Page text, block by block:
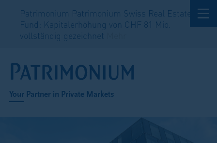
Patrimonium Patrimonium Swiss Real Estate
Fund: Kapitalerhöhung von CHF 81 Mio.
vollständig gezeichnet
Your Partner in Private Markets